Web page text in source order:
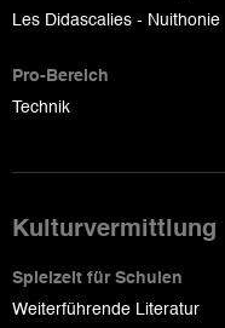
Les Didascalies - Nuithonie
Pro-Bereich
Technik
Kulturvermittlung
Spielzeit für Schulen
Weiterführende Literatur